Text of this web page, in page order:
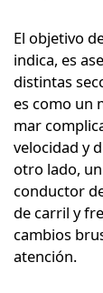
El objetivo
indica, es
distintas
es como un
mar
velocidad y
otro lado,
conductor
de carril y
cambios
atención.